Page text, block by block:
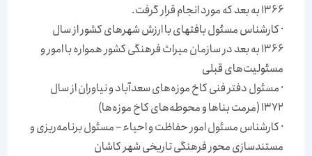
۱۳۶۶ به بعد كه مورد انجام قرار گرفت.
· كارشناس مسئول بافتهای با ارزش شهرهای كشور از سال
۱۳۶۶ به بعد در سازمان میراث فرهنگی كشور همواره با امور و
مسئولیت‌های قبلی
· مسئول دفتر فنی كاخ موزه‌های سعدآباد و نیاوران از سال
۱۳۷۲ (مرمت بناها و محوطه‌های كاخ موزه‌ها)
· كارشناس مسئول امور حفاظت و احیاء – مسئول برنامه‌ریزی و
مستندسازی محور فرهنگی تاریخی شهر كاشان